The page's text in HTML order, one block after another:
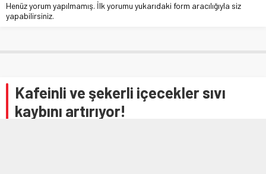
Henüz yorum yapılmamış. İlk yorumu yukarıdaki form aracılığıyla siz
yapabilirsiniz.
Kafeinli ve şekerli içecekler sıvı
kaybını artırıyor!